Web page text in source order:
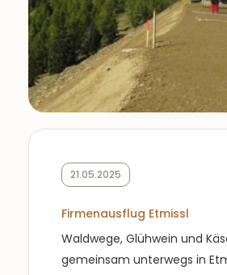
21.05.2025
Firmenausflug Etmissl
Waldwege, Glühwein und
gemeinsam unterwegs in